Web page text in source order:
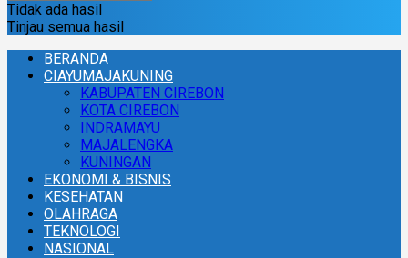
Tidak ada hasil
Tinjau semua hasil
BERANDA
CIAYUMAJAKUNING
KABUPATEN CIREBON
KOTA CIREBON
INDRAMAYU
MAJALENGKA
KUNINGAN
EKONOMI & BISNIS
KESEHATAN
OLAHRAGA
TEKNOLOGI
NASIONAL